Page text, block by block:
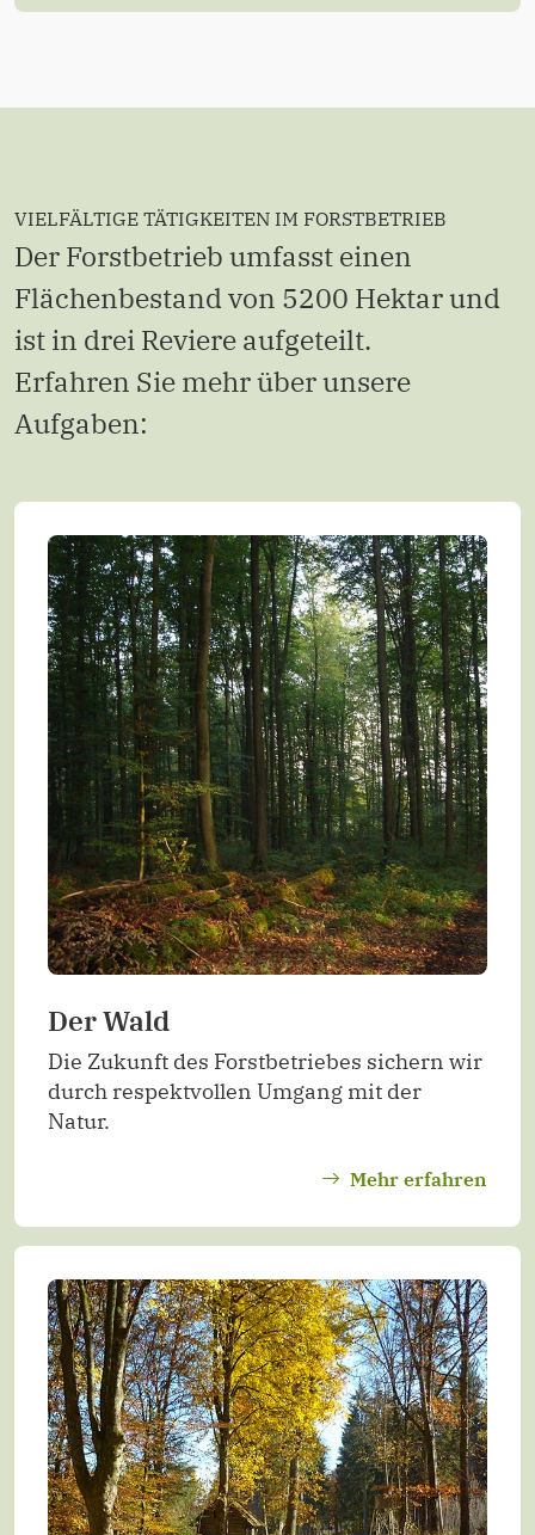
VIELFÄLTIGE TÄTIGKEITEN IM FORSTBETRIEB
Der Forstbetrieb umfasst einen
Flächenbestand von 5200 Hektar und
ist in drei Reviere aufgeteilt.
Erfahren Sie mehr über unsere
Aufgaben:
Der Wald
Die Zukunft des Forstbetriebes sichern wir
durch respektvollen Umgang mit der
Natur.
Mehr erfahren